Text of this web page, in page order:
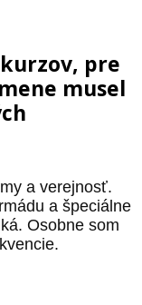
pre
musel
a verejnosť.
a špeciálne
Osobne som